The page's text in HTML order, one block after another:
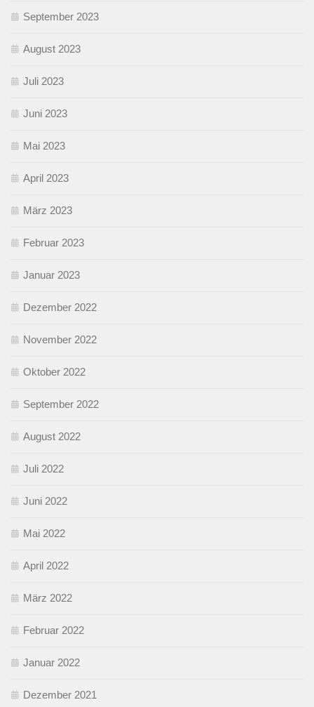
September 2023
August 2023
Juli 2023
Juni 2023
Mai 2023
April 2023
März 2023
Februar 2023
Januar 2023
Dezember 2022
November 2022
Oktober 2022
September 2022
August 2022
Juli 2022
Juni 2022
Mai 2022
April 2022
März 2022
Februar 2022
Januar 2022
Dezember 2021